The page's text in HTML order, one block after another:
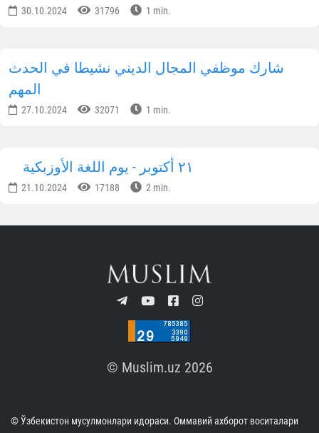
30.10.2024 31796 1 min.
شارك موظفي المجال الديني نشيطا في الحدث
المهم
27.10.2024 32071 1 min.
٢١ أكتوبر - يوم اللغة الأوزبكية
21.10.2024 17188 2 min.
© Muslim.uz 2026
© Ўзбекистон мусулмонлари идораси. Оммавий ахборот воситалари